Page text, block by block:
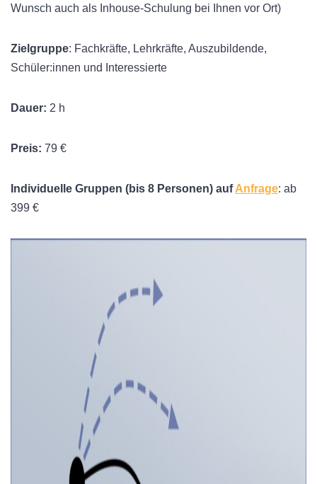
Wunsch auch als Inhouse-Schulung bei Ihnen vor Ort)
Zielgruppe: Fachkräfte, Lehrkräfte, Auszubildende,
Schüler:innen und Interessierte
Dauer: 2 h
Preis: 79 €
Individuelle Gruppen (bis 8 Personen) aufAnfrage: ab
399 €